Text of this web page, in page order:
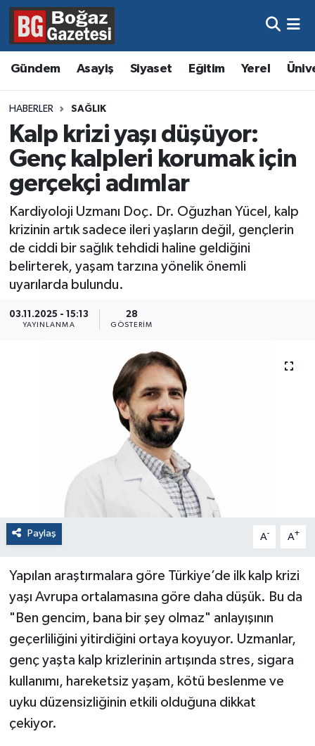
Gündem Asayiş Siyaset Eğitim Yerel
HABERLER SAĞLIK
Kalp krizi yaşı düşüyor:
Genç kalpleri korumak için
gerçekçi adımlar
Kardiyoloji Uzmanı Doç. Dr. Oğuzhan Yücel, kalp
krizinin artık sadece ileri yaşların değil, gençlerin
de ciddi bir sağlık tehdidi haline geldiğini
belirterek, yaşam tarzına yönelik önemli
uyarılarda bulundu.
03.11.2025 - 15:13
YAYINLANMA
28
GÖSTERIM
Paylaş A- A+
Yapılan araştırmalara göre Türkiye’de ilk kalp krizi
yaşı Avrupa ortalamasına göre daha düşük. Bu da
"Ben gencim, bana bir şey olmaz" anlayışının
geçerliliğini yitirdiğini ortaya koyuyor. Uzmanlar,
genç yaşta kalp krizlerinin artışında stres, sigara
kullanımı, hareketsiz yaşam, kötü beslenme ve
uyku düzensizliğinin etkili olduğuna dikkat
çekiyor.
Asayiş
Eğitim
Ekonomi
Gündem
Kültür ve Sanat
Magazin
Resmi İlanlar
Hava Durumu
Trafik Durumu
Süper Lig Puan Durumu ve Fikstür
Tüm Manşetler
Son Dakika Haberleri
Haber Arşivi